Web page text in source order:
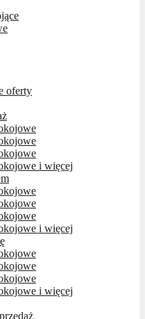
oferty
i więcej
i więcej
i więcej